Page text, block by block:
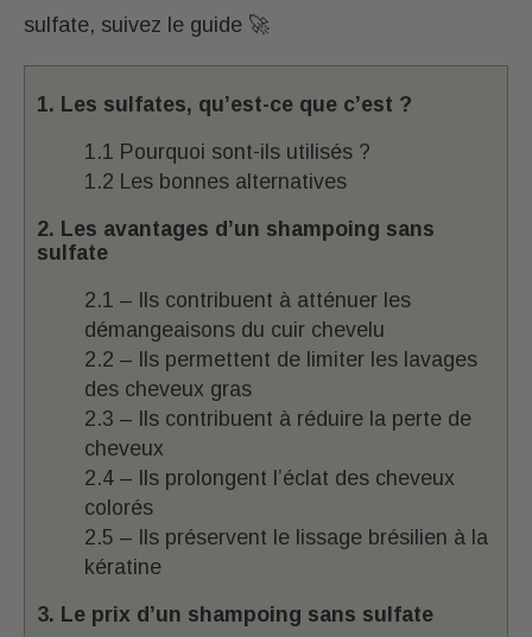
sulfate, suivez le guide 🚀
1. Les sulfates, qu’est-ce que c’est ?
1.1 Pourquoi sont-ils utilisés ?
1.2 Les bonnes alternatives
2. Les avantages d’un shampoing sans
sulfate
2.1 – Ils contribuent à atténuer les
démangeaisons du cuir chevelu
2.2 – Ils permettent de limiter les lavages
des cheveux gras
2.3 – Ils contribuent à réduire la perte de
cheveux
2.4 – Ils prolongent l’éclat des cheveux
colorés
2.5 – Ils préservent le lissage brésilien à la
kératine
3. Le prix d’un shampoing sans sulfate